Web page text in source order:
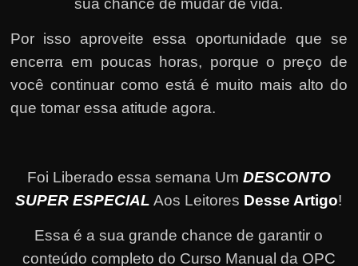
sua chance de mudar de vida.
Por isso aproveite essa oportunidade que se
encerra em poucas horas, porque o preço de
você continuar como está é muito mais alto do
que tomar essa atitude agora.
Foi Liberado essa semana Um DESCONTO
SUPER ESPECIAL Aos Leitores Desse Artigo!
Essa é a sua grande chance de garantir o
conteúdo completo do Curso Manual da OPC